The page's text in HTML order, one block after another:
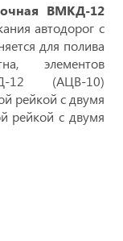
ВМКД-12
автодорог с
для полива
элементов
12 (АЦВ-10)
рейкой с двумя
рейкой с двумя